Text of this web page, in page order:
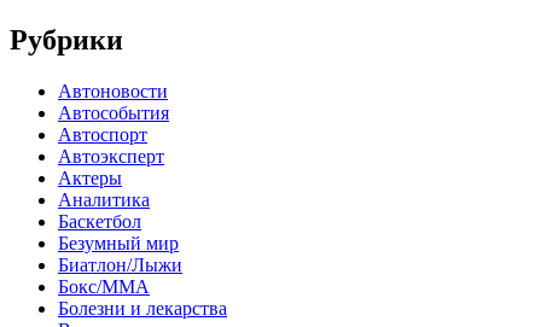
Рубрики
Автоновости
Автособытия
Автоспорт
Автоэксперт
Актеры
Аналитика
Баскетбол
Безумный мир
Биатлон/Лыжи
Бокс/MMA
Болезни и лекарства